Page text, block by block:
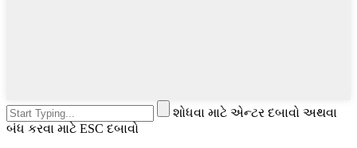
શોધવા માટે એન્ટર દબાવો અથવા
બંધ કરવા માટે ESC દબાવો